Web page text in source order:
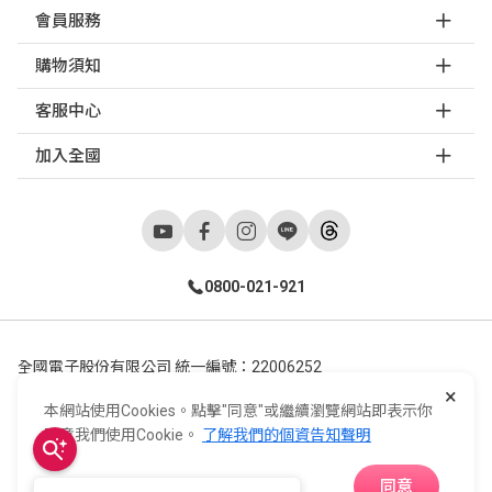
會員服務
購物須知
客服中心
加入全國
0800-021-921
全國電子股份有限公司 統一編號：22006252
Copyright ©2026© E-Life Co., Ltd. All Rights Reserved.
×
本網站使用Cookies。點擊"同意"或繼續瀏覽網站即表示你
同意我們使用Cookie。 了解我們的個資告知聲明
同意